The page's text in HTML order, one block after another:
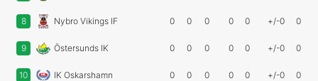
8 Nybro Vikings IF 0 0 0 0 0 +/-0 0
9 Östersunds IK 0 0 0 0 0 +/-0 0
10 IK Oskarshamn 0 0 0 0 0 +/-0 0